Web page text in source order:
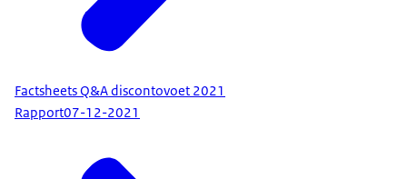
Factsheets Q&A discontovoet 2021
Rapport07-12-2021